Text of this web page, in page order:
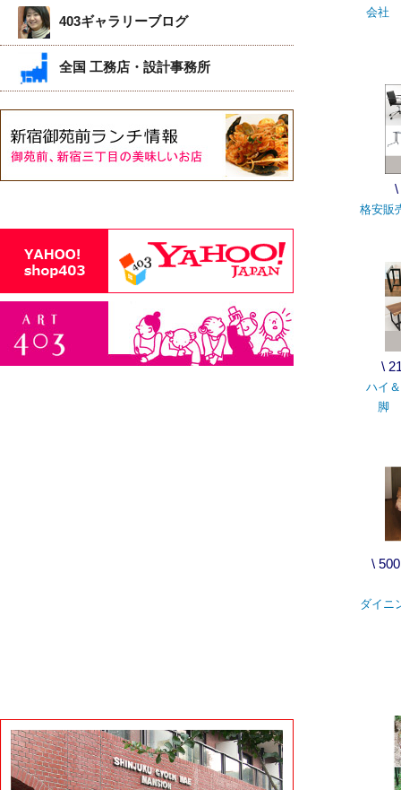
403ギャラリーブログ
全国 工務店・設計事務所
会社
\
格安販
\
ハイ
脚
\
ダイニ